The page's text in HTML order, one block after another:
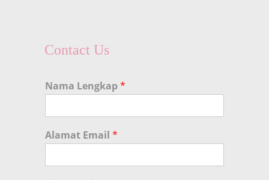
Contact Us
Nama Lengkap*
Alamat Email *